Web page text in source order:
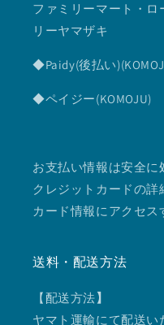
ファミリーマート・
リーヤマザキ
◆Paidy(後払い
◆ペイジー(KOMOJU)
お支払い情報は安全に
クレジットカードの
カード情報にアクセス
送料・配送方法
【配送方法】
ヤマト運輸にて配送い